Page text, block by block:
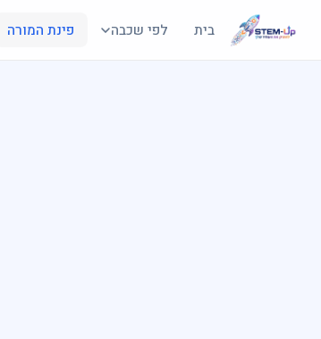
בית לפי שכבה פינת המורה